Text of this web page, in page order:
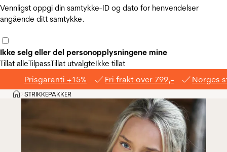
Vennligst oppgi din samtykke-ID og dato for henvendelser
angående ditt samtykke.
Ikke selg eller del personopplysningene mine
Tillat alleTilpassTillat utvalgteIkke tillat
Prisgaranti +15% Fri frakt over 799,- Norges
Hjem
>STRIKKEPAKKER